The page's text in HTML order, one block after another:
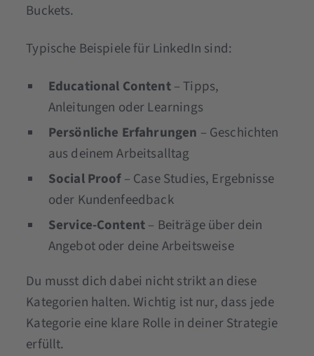
Buckets.
Typische Beispiele für LinkedIn sind:
Educational Content– Tipps,
Anleitungen oder Learnings
Persönliche Erfahrungen – Geschichten
aus deinem Arbeitsalltag
Social Proof– Case Studies, Ergebnisse
oder Kundenfeedback
Service-Content– Beiträge über dein
Angebot oder deine Arbeitsweise
Du musst dich dabei nicht strikt an diese
Kategorien halten. Wichtig ist nur, dass jede
Kategorie eine klare Rolle in deiner Strategie
erfüllt.